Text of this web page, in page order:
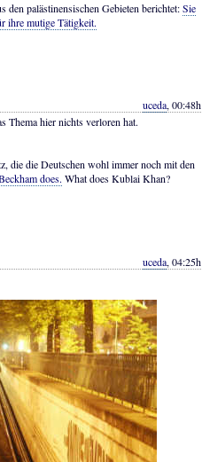
palästinensischen Gebieten berichtet:Sie
ihre mutige Tätigkeit.
uceda, 00:48h
Thema hier nichts verloren hat.
die die Deutschen wohl immer noch mit den
does. What does Kublai Khan?
uceda, 04:25h